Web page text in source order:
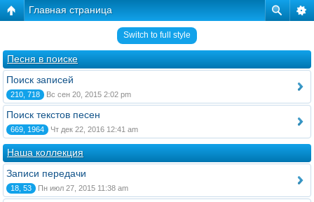
Главная страница
Switch to full style
Песня в поиске
Поиск записей
210, 718 Вс сен 20, 2015 2:02 pm
Поиск текстов песен
669, 1964 Чт дек 22, 2016 12:41 am
Наша коллекция
Записи передачи
18, 53 Пн июл 27, 2015 11:38 am